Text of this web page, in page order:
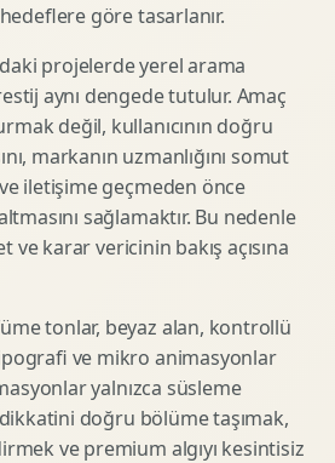
göre tasarlanır.
projelerde yerel arama
aynı dengede tutulur. Amaç
değil, kullanıcının doğru
markanın uzmanlığını somut
iletişime geçmeden önce
sağlamaktır. Bu nedenle
ve karar vericinin bakış açısına
tonlar, beyaz alan, kontrollü
ve mikro animasyonlar
yalnızca süsleme
dikkatini doğru bölüme taşımak,
ve premium algıyı kesintisiz